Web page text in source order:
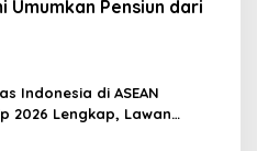
Umumkan Pensiun dari
Indonesia di ASEAN
2026 Lengkap, Lawan
Vietnam